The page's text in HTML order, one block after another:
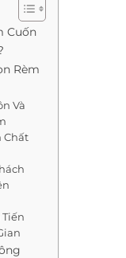
Cuốn
Rèm
Và
Chất